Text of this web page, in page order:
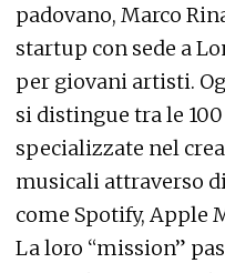
padovano, Marco
startup con sede a
per giovani artisti.
si distingue tra le
specializzate nel
musicali attraverso
come Spotify, Apple
La loro “mission”